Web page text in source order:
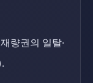
량권의 일탈·